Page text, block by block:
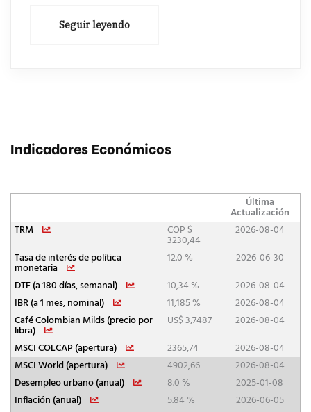
Indicadores Económicos